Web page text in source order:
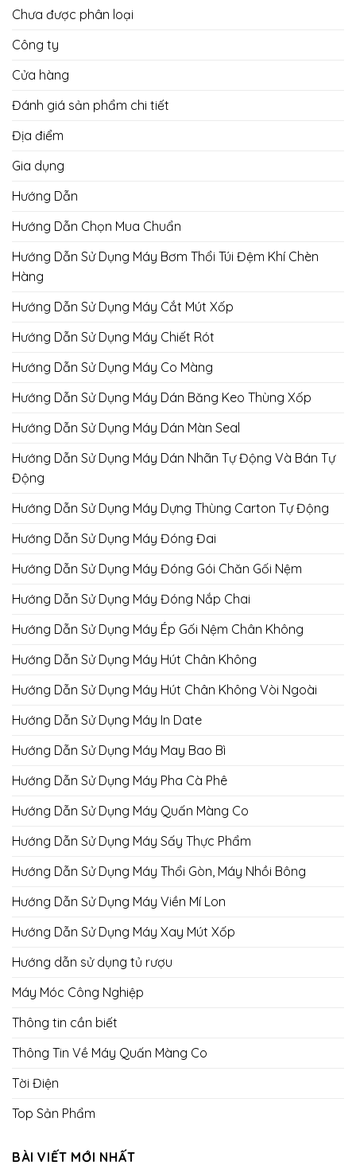
Chưa được phân loại
Công ty
Cửa hàng
Đánh giá sản phẩm chi tiết
Địa điểm
Gia dụng
Hướng Dẫn
Hướng Dẫn Chọn Mua Chuẩn
Hướng Dẫn Sử Dụng Máy Bơm Thổi Túi Đệm Khí Chèn
Hàng
Hướng Dẫn Sử Dụng Máy Cắt Mút Xốp
Hướng Dẫn Sử Dụng Máy Chiết Rót
Hướng Dẫn Sử Dụng Máy Co Màng
Hướng Dẫn Sử Dụng Máy Dán Băng Keo Thùng Xốp
Hướng Dẫn Sử Dụng Máy Dán Màn Seal
Hướng Dẫn Sử Dụng Máy Dán Nhãn Tự Động Và Bán Tự
Động
Hướng Dẫn Sử Dụng Máy Dựng Thùng Carton Tự Động
Hướng Dẫn Sử Dụng Máy Đóng Đai
Hướng Dẫn Sử Dụng Máy Đóng Gói Chăn Gối Nệm
Hướng Dẫn Sử Dụng Máy Đóng Nắp Chai
Hướng Dẫn Sử Dụng Máy Ép Gối Nệm Chân Không
Hướng Dẫn Sử Dụng Máy Hút Chân Không
Hướng Dẫn Sử Dụng Máy Hút Chân Không Vòi Ngoài
Hướng Dẫn Sử Dụng Máy In Date
Hướng Dẫn Sử Dụng Máy May Bao Bì
Hướng Dẫn Sử Dụng Máy Pha Cà Phê
Hướng Dẫn Sử Dụng Máy Quấn Màng Co
Hướng Dẫn Sử Dụng Máy Sấy Thực Phẩm
Hướng Dẫn Sử Dụng Máy Thổi Gòn, Máy Nhồi Bông
Hướng Dẫn Sử Dụng Máy Viền Mí Lon
Hướng Dẫn Sử Dụng Máy Xay Mút Xốp
Hướng dẫn sử dụng tủ rượu
Máy Móc Công Nghiệp
Thông tin cần biết
Thông Tin Về Máy Quấn Màng Co
Tời Điện
Top Sản Phẩm
BÀI VIẾT MỚI NHẤT